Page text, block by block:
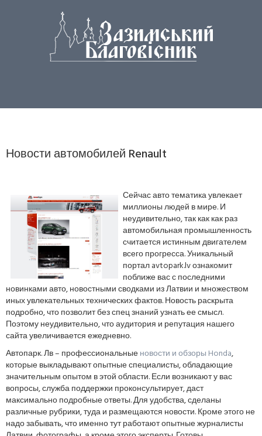
Новости автомобилей Renault
Сейчас авто тематика увлекает
миллионы людей в мире. И
неудивительно, так как как раз
автомобильная промышленность
считается истинным двигателем
всего прогресса. Уникальный
портал avtopark.lv ознакомит
поближе вас с последними
новинками авто, новостными сводками из Латвии и множеством
иных увлекательных технических фактов. Новость раскрыта
подробно, что позволит без спец знаний узнать ее смысл.
Поэтому неудивительно, что аудитория и репутация нашего
сайта увеличивается ежедневно.
Автопарк. Лв – профессиональныеновости и обзоры Honda,
которые выкладывают опытные специалисты, обладающие
значительным опытом в этой области. Если возникают у вас
вопросы, служба поддержки проконсультирует, даст
максимально подробные ответы. Для удобства, сделаны
различные рубрики, туда и размещаются новости. Кроме этого не
надо забывать, что именно тут работают опытные журналисты